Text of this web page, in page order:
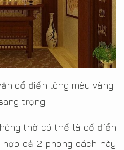
cổ điển tông màu vàng
trọng
thờ có thể là cổ điển
cả 2 phong cách này